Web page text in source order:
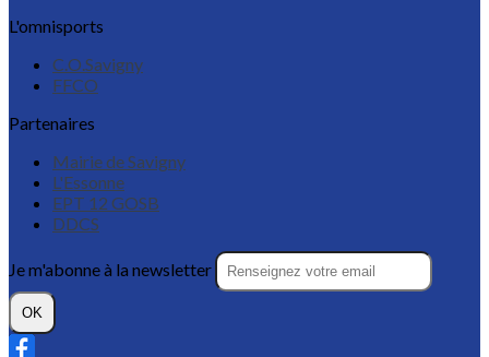
L'omnisports
C.O.Savigny
FFCO
Partenaires
Mairie de Savigny
L'Essonne
EPT 12 GOSB
DDCS
Je m'abonne à la newsletter
OK